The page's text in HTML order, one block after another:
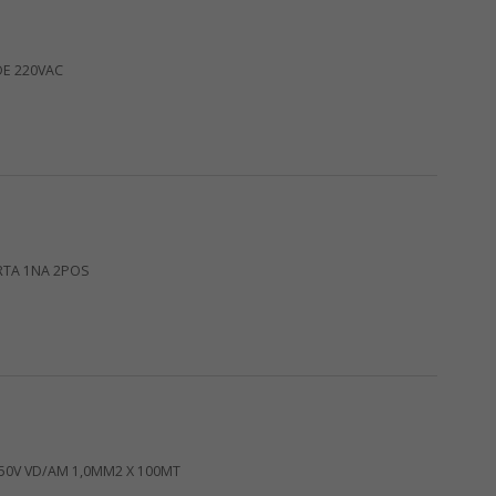
220VAC
1NA 2POS
VD/AM 1,0MM2 X 100MT